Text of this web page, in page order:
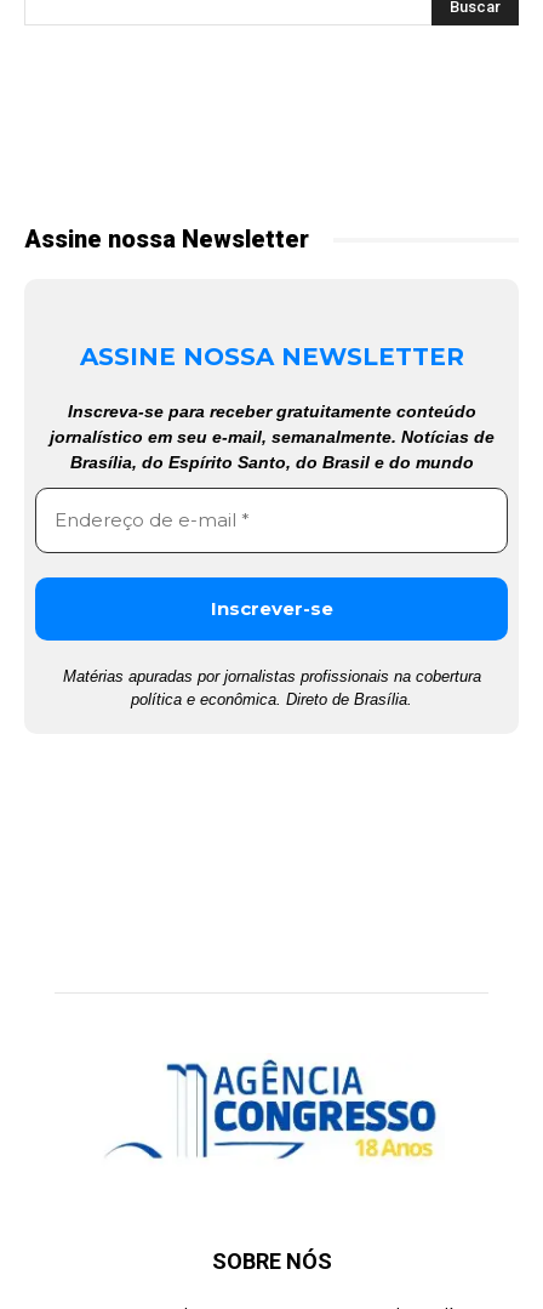
Assine nossa Newsletter
ASSINE NOSSA NEWSLETTER
Inscreva-se para receber gratuitamente conteúdo
jornalístico em seu e-mail, semanalmente. Notícias de
Brasília, do Espírito Santo, do Brasil e do mundo
Matérias apuradas por jornalistas profissionais na cobertura
política e econômica. Direto de Brasília.
SOBRE NÓS